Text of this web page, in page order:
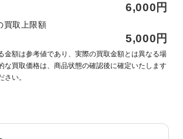
6,000円
買取上限額
5,000円
金額は参考値であり、実際の買取金額とは異なる場
な買取価格は、商品状態の確認後に確定いたします
い。